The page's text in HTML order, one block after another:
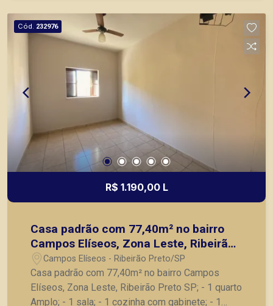
Cód. 232976
R$ 1.190,00 L
Casa padrão com 77,40m² no bairro
Campos Elíseos, Zona Leste, Ribeirão
Preto SP;
Campos Elíseos - Ribeirão Preto/SP
Casa padrão com 77,40m² no bairro Campos
Elíseos, Zona Leste, Ribeirão Preto SP; - 1 quarto
Amplo; - 1 sala; - 1 cozinha com gabinete; - 1